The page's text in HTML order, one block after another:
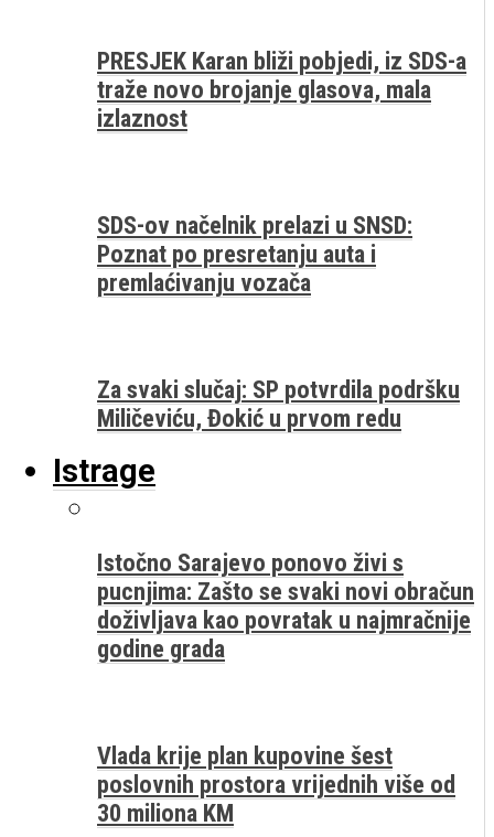
PRESJEK Karan bliži pobjedi, iz SDS-a
traže novo brojanje glasova, mala
izlaznost
SDS-ov načelnik prelazi u SNSD:
Poznat po presretanju auta i
premlaćivanju vozača
Za svaki slučaj: SP potvrdila podršku
Miličeviću, Đokić u prvom redu
Istrage
Istočno Sarajevo ponovo živi s
pucnjima: Zašto se svaki novi obračun
doživljava kao povratak u najmračnije
godine grada
Vlada krije plan kupovine šest
poslovnih prostora vrijednih više od
30 miliona KM